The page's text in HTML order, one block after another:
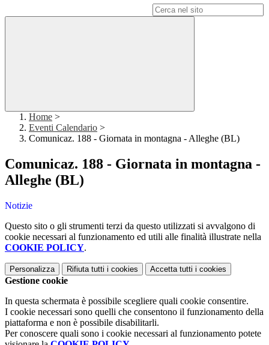
Home >
Eventi Calendario >
Comunicaz. 188 - Giornata in montagna - Alleghe (BL)
Comunicaz. 188 - Giornata in montagna -
Alleghe (BL)
Notizie
Questo sito o gli strumenti terzi da questo utilizzati si avvalgono di
cookie necessari al funzionamento ed utili alle finalità illustrate nella
COOKIE POLICY.
Personalizza Rifiuta tutti i cookies Accetta tutti i cookies
Gestione cookie
In questa schermata è possibile scegliere quali cookie consentire.
I cookie necessari sono quelli che consentono il funzionamento della
piattaforma e non è possibile disabilitarli.
Per conoscere quali sono i cookie necessari al funzionamento potete